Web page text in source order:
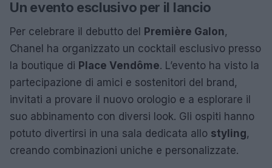
Un evento esclusivo per il lancio
Per celebrare il debutto del Première Galon,
Chanel ha organizzato un cocktail esclusivo presso
la boutique di Place Vendôme. L’evento ha visto la
partecipazione di amici e sostenitori del brand,
invitati a provare il nuovo orologio e a esplorare il
suo abbinamento con diversi look. Gli ospiti hanno
potuto divertirsi in una sala dedicata allo styling,
creando combinazioni uniche e personalizzate.